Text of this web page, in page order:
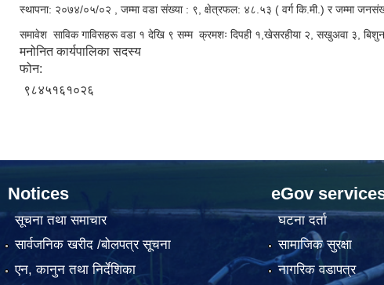
स्थापना: २०७४/०५/०२ , जम्मा वडा संख्या : ९, क्षेत्रफल: ४८.५३ ( वर्ग कि.मी.) र जम्मा
समावेश साविक गाविसहरू वडा १ देखि ९ सम्म क्रमशः दिपही १,खेसरहीया २, सखुअवा ३,
मनोनित कार्यपालिका सदस्य
फोन:
९८४५१६१०२६
Notices
सूचना तथा समाचार
सार्वजनिक खरीद /बोलपत्र सूचना
एन, कानुन तथा निर्देशिका
eGov
घटना दर्ता
सामाजिक सुरक्षा
नागरिक वडापत्र